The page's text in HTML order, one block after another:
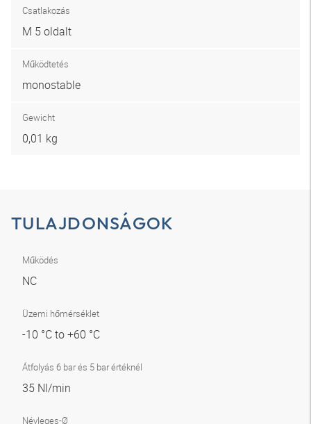
Csatlakozás
M 5 oldalt
Működtetés
monostable
Gewicht
0,01 kg
TULAJDONSÁGOK
Működés
NC
Üzemi hőmérséklet
-10 °C to +60 °C
Átfolyás 6 bar és 5 bar értéknél
35 Nl/min
Névleges-Ø